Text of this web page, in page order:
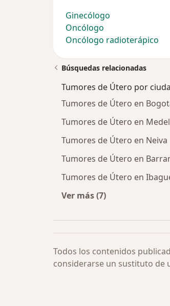
Ginecólogo
Oncólogo
Oncólogo radioterápico
Búsquedas relacionadas
Tumores de Útero por
Tumores de Útero en
Tumores de Útero en
Tumores de Útero en Neiva
Tumores de Útero en
Tumores de Útero en
Ver más (7)
Todos los contenidos
considerarse un sustituto de